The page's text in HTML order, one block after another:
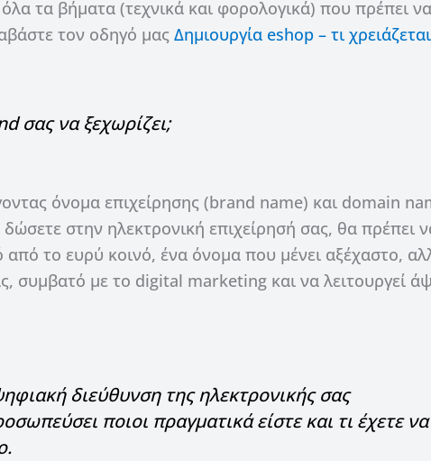
τα βήματα (τεχνικά και φορολογικά) που πρέπει να
τον οδηγό μας Δημιουργία eshop – τι χρειάζεται
σας να ξεχωρίζει;
όνομα επιχείρησης (brand name) και domain
στην ηλεκτρονική επιχείρησή σας, θα πρέπει
από το ευρύ κοινό, ένα όνομα που μένει αξέχαστο,
συμβατό με το digital marketing και να λειτουργεί
διεύθυνση της ηλεκτρονικής σας
ποιοι πραγματικά είστε και τι έχετε να